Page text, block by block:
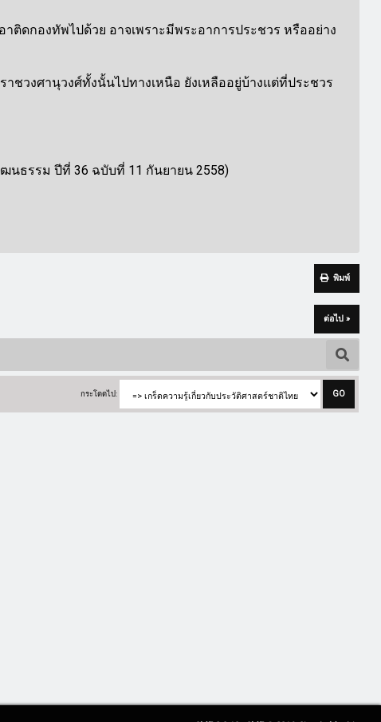
ติดกองทัพไปด้วย อาจเพราะมีพระอาการประชวร หรืออย่าง
ชวงศานุวงศ์ทั้งนั้นไปทางเหนือ ยังเหลืออยู่บ้างแต่ที่ประชวร
นธรรม ปีที่ 36 ฉบับที่ 11 กันยายน 2558)
พิมพ์
ต่อไป »
กระโดดไป: